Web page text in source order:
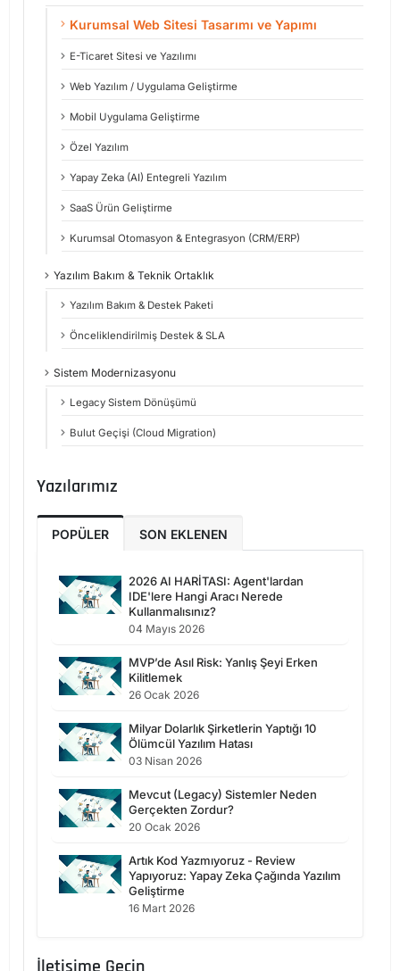
Kurumsal Web Sitesi Tasarımı ve Yapımı
E-Ticaret Sitesi ve Yazılımı
Web Yazılım / Uygulama Geliştirme
Mobil Uygulama Geliştirme
Özel Yazılım
Yapay Zeka (AI) Entegreli Yazılım
SaaS Ürün Geliştirme
Kurumsal Otomasyon & Entegrasyon (CRM/ERP)
Yazılım Bakım & Teknik Ortaklık
Yazılım Bakım & Destek Paketi
Önceliklendirilmiş Destek & SLA
Sistem Modernizasyonu
Legacy Sistem Dönüşümü
Bulut Geçişi (Cloud Migration)
Yazılarımız
POPÜLER SON EKLENEN
2026 AI HARİTASI: Agent'lardan
IDE'lere Hangi Aracı Nerede
Kullanmalısınız?
04 Mayıs 2026
MVP’de Asıl Risk: Yanlış Şeyi Erken
Kilitlemek
26 Ocak 2026
Milyar Dolarlık Şirketlerin Yaptığı 10
Ölümcül Yazılım Hatası
03 Nisan 2026
Mevcut (Legacy) Sistemler Neden
Gerçekten Zordur?
20 Ocak 2026
Artık Kod Yazmıyoruz - Review
Yapıyoruz: Yapay Zeka Çağında Yazılım
Geliştirme
16 Mart 2026
İletişime Geçin